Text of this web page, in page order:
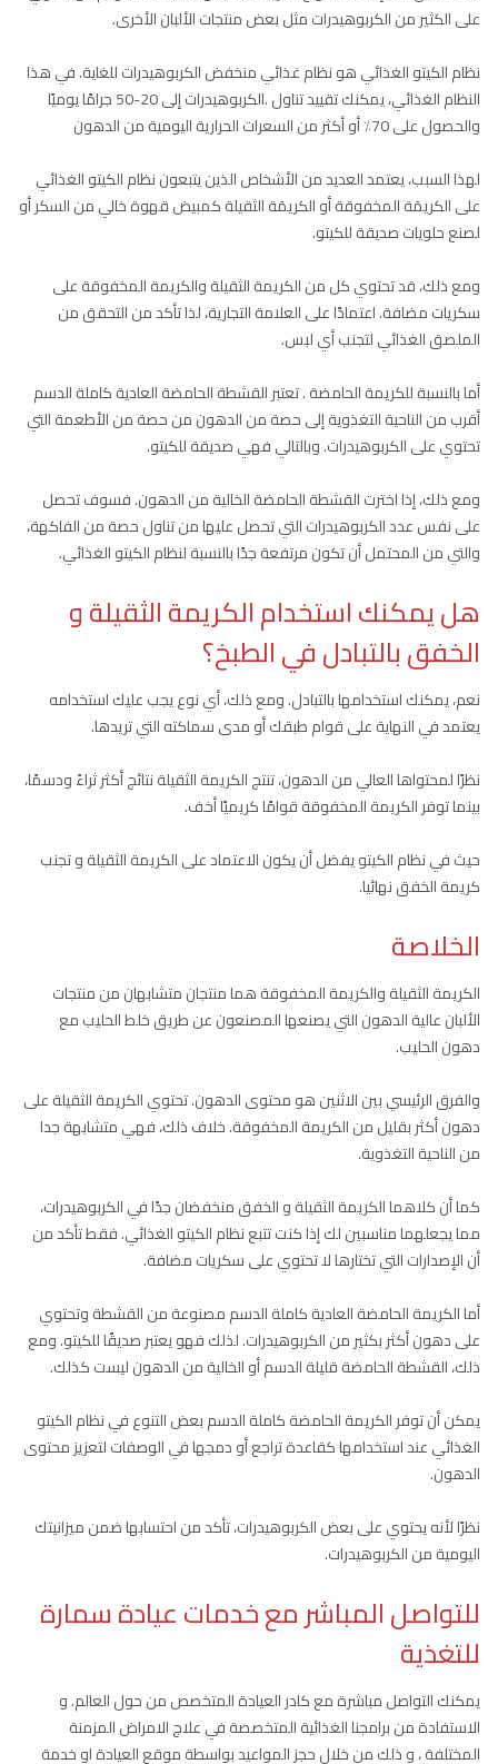
على الكثير من الكربوهيدرات مثل بعض منتجات الألبان الأخرى.
نظام الكيتو الغذائي هو نظام غذائي منخفض الكربوهيدرات للغاية. في هذا
النظام الغذائي، يمكنك تقييد تناول .الكربوهيدرات إلى 20-50 جرامًا يوميًا
والحصول على 70٪ أو أكثر من السعرات الحرارية اليومية من الدهون
لهذا السبب، يعتمد العديد من الأشخاص الذين يتبعون نظام الكيتو الغذائي
على الكريمَة المخفوقة أو الكريمَة الثقيلة كمبيض قهوة خالي من السكر أو
لصنع حلويات صديقة للكيتو.
ومع ذلك، قد تحتوي كل من الكريمة الثقيلة والكريمة المخفوقة على
سكريات مضافة. اعتمادًا على العلامة التجارية، لذا تأكد من التحقق من
الملصق الغذائي لتجنب أي لبس.
أما بالنسبة للكريمة الحامضة . تعتبر القشطة الحامضة العادية كاملة الدسم
أقرب من الناحية التغذوية إلى حصة من الدهون من حصة من الأطعمة التي
تحتوي على الكربوهيدرات. وبالتالي فهي صديقة للكيتو.
ومع ذلك، إذا اخترت القشطة الحامضة الخالية من الدهون. فسوف تحصل
على نفس عدد الكربوهيدرات التي تحصل عليها من تناول حصة من الفاكهة،
والتي من المحتمل أن تكون مرتفعة جدًا بالنسبة لنظام الكيتو الغذائي.
هل يمكنك استخدام الكريمة الثقيلة و
الخفق بالتبادل في الطبخ؟
نعم، يمكنك استخدامها بالتبادل. ومع ذلك، أي نوع يجب عليك استخدامه
يعتمد في النهاية على قوام طبقك أو مدى سماكته التي تريدها.
نظرًا لمحتواها العالي من الدهون، تنتج الكريمة الثقيلة نتائج أكثر ثراءً ودسمًا،
بينما توفر الكريمة المخفوقة قوامًا كريميًا أخف.
حيث في نظام الكيتو يفضل أن يكون الاعتماد على الكريمة الثقيلة و تجنب
كريمة الخفق نهائيا.
الخلاصة
الكريمة الثقيلة والكريمة المخفوقة هما منتجان متشابهان من منتجات
الألبان عالية الدهون التي يصنعها المصنعون عن طريق خلط الحليب مع
دهون الحليب.
والفرق الرئيسي بين الاثنين هو محتوى الدهون. تحتوي الكريمة الثقيلة على
دهون أكثر بقليل من الكريمة المخفوقة. خلاف ذلك، فهي متشابهة جدا
من الناحية التغذوية.
كما أن كلاهما الكريمة الثقيلة و الخفق منخفضان جدًا في الكربوهيدرات،
مما يجعلهما مناسبين لك إذا كنت تتبع نظام الكيتو الغذائي. فقط تأكد من
أن الإصدارات التي تختارها لا تحتوي على سكريات مضافة.
أما الكريمة الحامضة العادية كاملة الدسم مصنوعة من القشطة وتحتوي
على دهون أكثر بكثير من الكربوهيدرات. لذلك فهو يعتبر صديقًا للكيتو. ومع
ذلك، القشطة الحامضة قليلة الدسم أو الخالية من الدهون ليست كذلك.
يمكن أن توفر الكريمة الحامضة كاملة الدسم بعض التنوع في نظام الكيتو
الغذائي عند استخدامها كقاعدة تراجع أو دمجها في الوصفات لتعزيز محتوى
الدهون.
نظرًا لأنه يحتوي على بعض الكربوهيدرات، تأكد من احتسابها ضمن ميزانيتك
اليومية من الكربوهيدرات.
للتواصل المباشر مع خدمات عيادة سمارة
للتغذية
يمكنك التواصل مباشرة مع كادر العيادة المتخصص من حول العالم. و
الاستفادة من برامجنا الغذائية المتخصصة في علاج الامراض المزمنة
المختلفة ، و ذلك من خلال حجز المواعيد بواسطة موقع العيادة او خدمة